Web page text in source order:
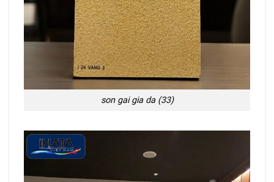
son gai gia da (33)